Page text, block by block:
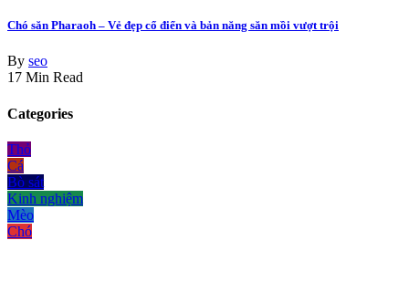
Chó săn Pharaoh – Vẻ đẹp cổ điển và bản năng săn mồi vượt trội
By seo
17 Min Read
Categories
Thỏ
Cá
Bò sát
Kinh nghiệm
Mèo
Chó